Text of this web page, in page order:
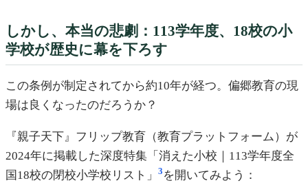
しかし、本当の悲劇：113学年度、18校の小
学校が歴史に幕を下ろす
この条例が制定されてから約10年が経つ。偏郷教育の現
場は良くなったのだろうか？
『親子天下』フリップ教育（教育プラットフォーム）が
2024年に掲載した深度特集「消えた小校｜113学年度全
国18校の閉校小学校リスト」
3 を開いてみよう：